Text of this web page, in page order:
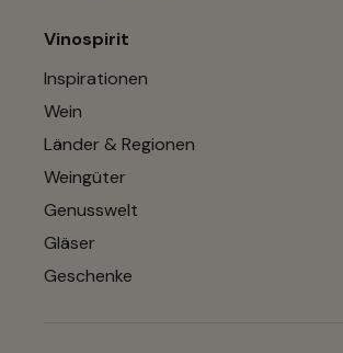
Vinospirit
Inspirationen
Wein
Länder & Regionen
Weingüter
Genusswelt
Gläser
Geschenke